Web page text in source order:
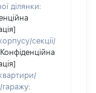
ділянки:
секції/
гаражу: